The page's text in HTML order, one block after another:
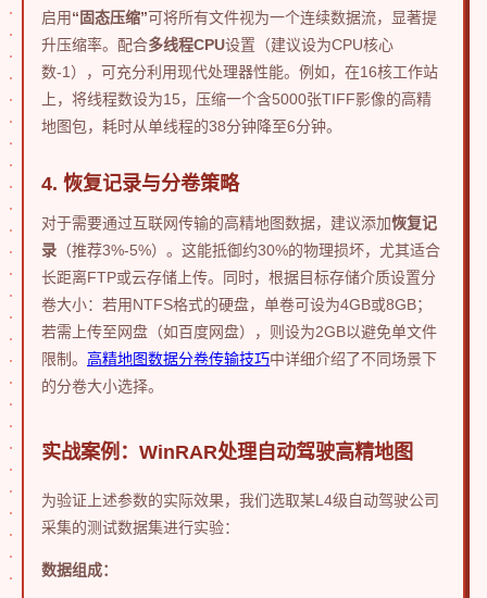
启用“固态压缩”可将所有文件视为一个连续数据流，显著提
升压缩率。配合多线程CPU设置（建议设为CPU核心
数-1），可充分利用现代处理器性能。例如，在16核工作站
上，将线程数设为15，压缩一个含5000张TIFF影像的高精
地图包，耗时从单线程的38分钟降至6分钟。
4. 恢复记录与分卷策略
对于需要通过互联网传输的高精地图数据，建议添加恢复记
录 （推荐3%-5%）。这能抵御约30%的物理损坏，尤其适合
长距离FTP或云存储上传。同时，根据目标存储介质设置分
卷大小：若用NTFS格式的硬盘，单卷可设为4GB或8GB；
若需上传至网盘（如百度网盘），则设为2GB以避免单文件
限制。 高精地图数据分卷传输技巧中详细介绍了不同场景下
的分卷大小选择。
实战案例：WinRAR处理自动驾驶高精地图
为验证上述参数的实际效果，我们选取某L4级自动驾驶公司
采集的测试数据集进行实验：
数据组成：